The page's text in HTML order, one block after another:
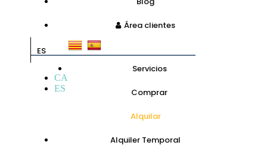
Área clientes
ES
CA
ES
Servicios
Comprar
Alquilar
Alquiler Temporal